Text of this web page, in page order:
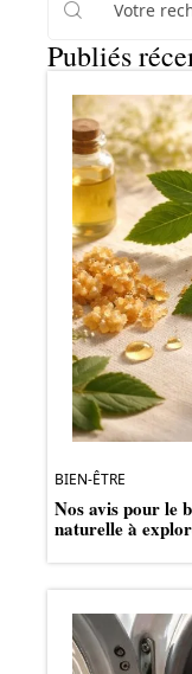
Publiés
BIEN-ÊTRE
Nos avis pour le
naturelle à